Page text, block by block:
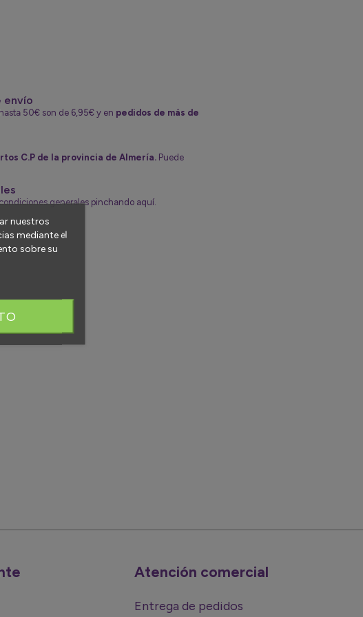
envío
50€ son de 6,95€ y en pedidos de más de
C.P de la provincia de Almería.Puede
generales pinchando aquí.
Atención comercial
Entrega de pedidos
nuestros
mediante el
sobre su